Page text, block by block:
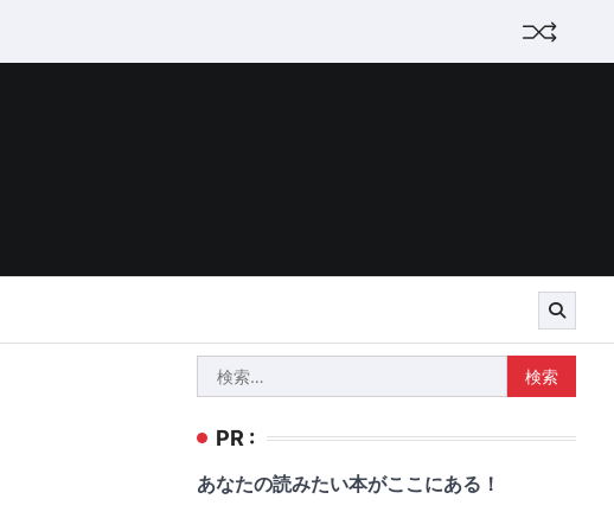
索:
PR :
あなたの読みたい本がここにある！